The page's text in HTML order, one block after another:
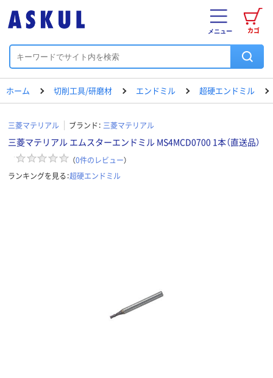
カゴ
メニュー
ホーム 切削工具/研磨材 エンドミル 超硬エンドミル
三菱マテリアル ブランド： 三菱マテリアル
三菱マテリアル エムスターエンドミル MS4MCD0700 1本（直送品）
（0件のレビュー）
ランキングを見る：超硬エンドミル